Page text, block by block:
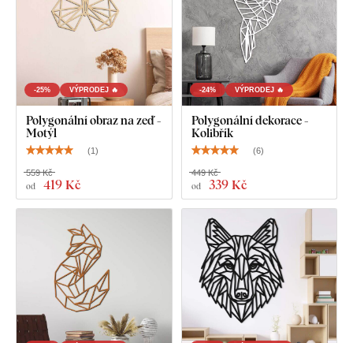
hladký povrch. Díky své pevnosti umožňujeprecizní řezání i
jemných, tenkých detailů.
Na výběr máte z
s polomatným lakem, který
zvyšujeodolnost proti běžnému poškrábání.Tloušťka 3
dodává produktu
s jemným stínováním, díky
čemuž na stěně působí čistě a elegantně – na rozdíl od
tenkých papírových samolepek.
-25% VÝPRODEJ 🔥
Polygonální obraz na zeď -
Motýl
(1)
od 419 Kč
559 Kč
-24% VÝPRODEJ 🔥
Polygonální dekorace -
Kolibřík
(6)
od 339 Kč
449 Kč